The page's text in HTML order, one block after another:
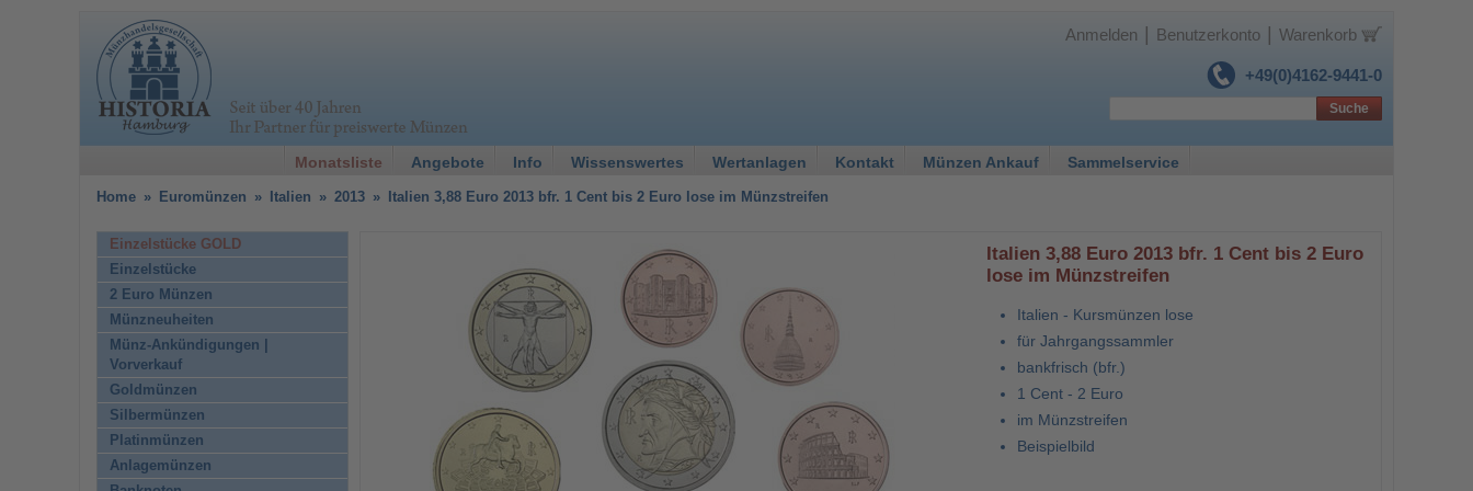
+49(0)4162-9441-0
Anmelden Benutzerkonto Warenkorb
Monatsliste Angebote Info Wissenswertes Wertanlagen Kontakt Münzen Ankauf Sammelservice
Suche
Home » Euromünzen » Italien » 2013 » Italien 3,88 Euro 2013 bfr. 1 Cent bis 2 Euro lose im Münzstreifen
Italien 3,88 Euro 2013 bfr. 1 Cent bis 2 Euro
lose im Münzstreifen
Italien - Kursmünzen lose
für Jahrgangssammler
bankfrisch (bfr.)
1 Cent - 2 Euro
im Münzstreifen
Beispielbild
Einzelstücke GOLD
Einzelstücke
2 Euro Münzen
Münzneuheiten
Münz-Ankündigungen |
Vorverkauf
Goldmünzen
Silbermünzen
Platinmünzen
Anlagemünzen